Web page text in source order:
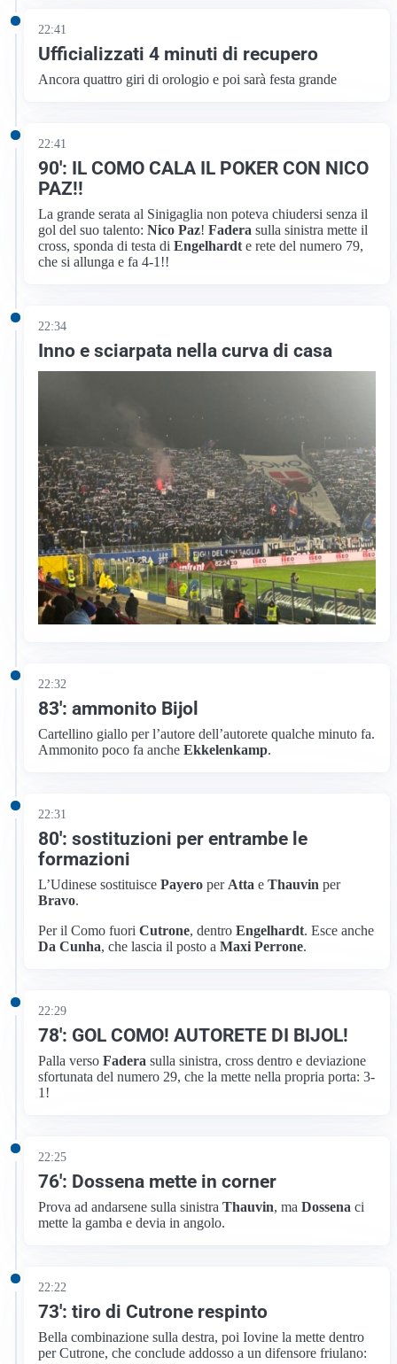
22:41
Ufficializzati 4 minuti di recupero
Ancora quattro giri di orologio e poi sarà festa grande
22:41
90′: IL COMO CALA IL POKER CON NICO
PAZ!!
La grande serata al Sinigaglia non poteva chiudersi senza il
gol del suo talento:Nico Paz!Fadera sulla sinistra mette il
cross, sponda di testa diEngelhardt e rete del numero 79,
che si allunga e fa 4-1!!
22:34
Inno e sciarpata nella curva di casa
22:32
83′: ammonito Bijol
Cartellino giallo per l’autore dell’autorete qualche minuto fa.
Ammonito poco fa ancheEkkelenkamp.
22:31
80′: sostituzioni per entrambe le
formazioni
L’Udinese sostituiscePayero per Atta eThauvin per
Bravo.
Per il Como fuoriCutrone, dentroEngelhardt. Esce anche
Da Cunha, che lascia il posto aMaxi Perrone.
22:29
78′: GOL COMO! AUTORETE DI BIJOL!
Palla versoFadera sulla sinistra, cross dentro e deviazione
sfortunata del numero 29, che la mette nella propria porta: 3-
1!
22:25
76′: Dossena mette in corner
Prova ad andarsene sulla sinistraThauvin, maDossena ci
mette la gamba e devia in angolo.
22:22
73′: tiro di Cutrone respinto
Bella combinazione sulla destra, poi Iovine la mette dentro
per Cutrone, che conclude addosso a un difensore friulano: